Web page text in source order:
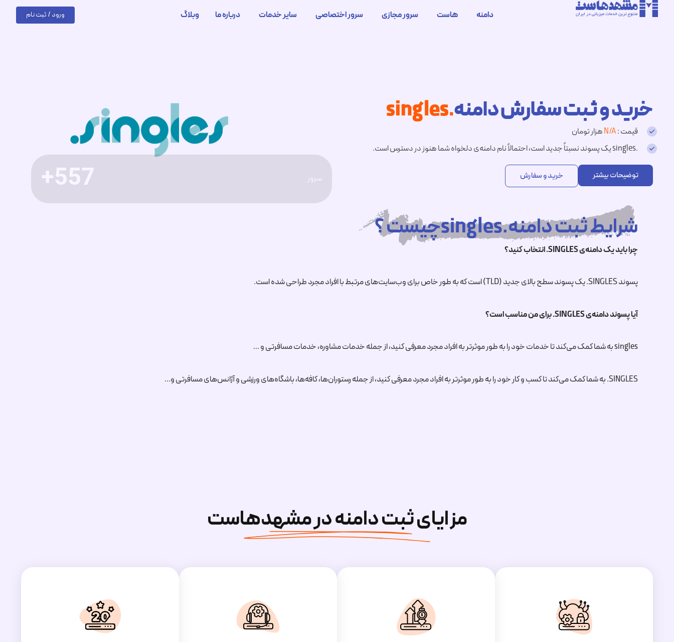
دامنه هاست سرور مجازی سرور اختصاصی سایر خدمات درباره ما وبلاگ ورود / ثبت نام
خرید و ثبت سفارش دامنه.singles
قیمت :N/Aهزار تومان
.singles یک پسوند نسبتاً جدید است، احتمالاً نام دامنه‌ی دلخواه شما هنوز در دسترس است.
توضیحات بیشتر خرید و سفارش
شرایط ثبت دامنه.singlesچیست ؟
چرا باید یک دامنه‌ی.SINGLESانتخاب کنید؟
پسوند.SINGLESیک پسوند سطح بالای جدید (TLD) است که به طور خاص برای وب‌سایت‌های مرتبط با افراد مجرد طراحی شده است.
آیا پسوند دامنه‌ی.SINGLESبرای من مناسب است؟
singles به شما کمک می‌کند تا خدمات خود را به طور موثرتر به افراد مجرد معرفی کنید، از جمله خدمات مشاوره، خدمات مسافرتی و …
.SINGLESبه شما کمک می‌کند تا کسب و کار خود را به طور موثرتر به افراد مجرد معرفی کنید، از جمله رستوران‌ها، کافه‌ها، باشگاه‌های ورزشی و آژانس‌های مسافرتی و…
مزایای ثبت دامنه در مشهدهاست